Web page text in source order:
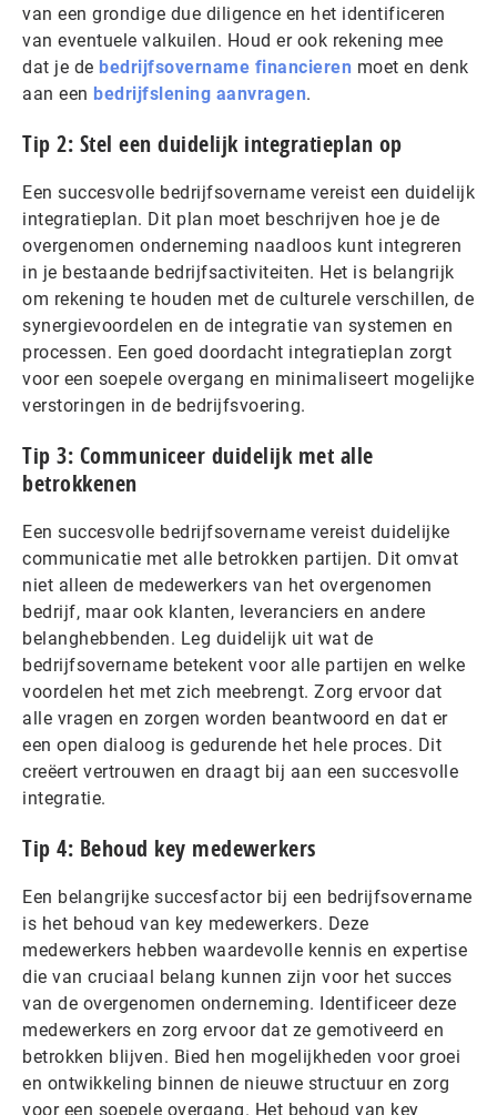
van een grondige due diligence en het identificeren
van eventuele valkuilen. Houd er ook rekening mee
dat je de bedrijfsovername financieren moet en denk
aan een bedrijfslening aanvragen.
Tip 2: Stel een duidelijk integratieplan op
Een succesvolle bedrijfsovername vereist een duidelijk
integratieplan. Dit plan moet beschrijven hoe je de
overgenomen onderneming naadloos kunt integreren
in je bestaande bedrijfsactiviteiten. Het is belangrijk
om rekening te houden met de culturele verschillen, de
synergievoordelen en de integratie van systemen en
processen. Een goed doordacht integratieplan zorgt
voor een soepele overgang en minimaliseert mogelijke
verstoringen in de bedrijfsvoering.
Tip 3: Communiceer duidelijk met alle
betrokkenen
Een succesvolle bedrijfsovername vereist duidelijke
communicatie met alle betrokken partijen. Dit omvat
niet alleen de medewerkers van het overgenomen
bedrijf, maar ook klanten, leveranciers en andere
belanghebbenden. Leg duidelijk uit wat de
bedrijfsovername betekent voor alle partijen en welke
voordelen het met zich meebrengt. Zorg ervoor dat
alle vragen en zorgen worden beantwoord en dat er
een open dialoog is gedurende het hele proces. Dit
creëert vertrouwen en draagt bij aan een succesvolle
integratie.
Tip 4: Behoud key medewerkers
Een belangrijke succesfactor bij een bedrijfsovername
is het behoud van key medewerkers. Deze
medewerkers hebben waardevolle kennis en expertise
die van cruciaal belang kunnen zijn voor het succes
van de overgenomen onderneming. Identificeer deze
medewerkers en zorg ervoor dat ze gemotiveerd en
betrokken blijven. Bied hen mogelijkheden voor groei
en ontwikkeling binnen de nieuwe structuur en zorg
voor een soepele overgang. Het behoud van key